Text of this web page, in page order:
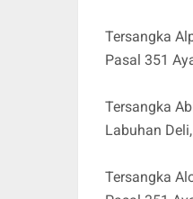
Tersangka
Pasal 351
Tersangka
Labuhan
Tersangka